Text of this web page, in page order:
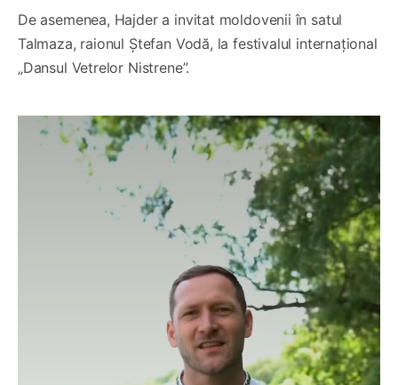
De asemenea, Hajder a invitat moldovenii în satul
Talmaza, raionul Ștefan Vodă, la festivalul internațional
„Dansul Vetrelor Nistrene”.